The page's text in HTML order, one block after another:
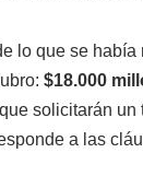
lo que se había
$18.000
solicitarán un
a las